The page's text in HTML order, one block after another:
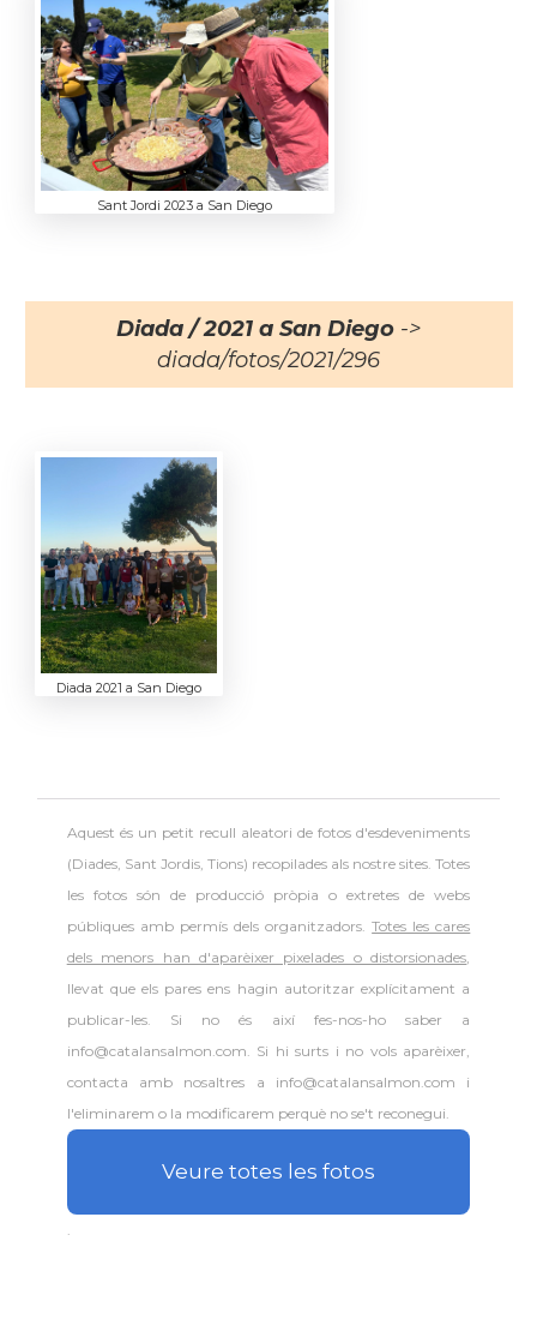
Sant Jordi 2023 a San Diego
Diada / 2021 a San Diego ->
diada/fotos/2021/296
Diada 2021 a San Diego
Aquest és un petit recull aleatori defotos d'esdeveniments
(Diades, Sant Jordis, Tions) recopilades als nostre sites. Totes
les fotos són de producció pròpia o extretes de webs
públiques amb permís dels organitzadors.Totes les cares
dels menors han d'aparèixer pixelades o distorsionades,
llevat que els pares ens hagin autoritzar explícitament a
publicar-les. Si no és així fes-nos-ho saber a
info@catalansalmon.com. Si hi surts i no vols aparèixer,
contacta amb nosaltres a info@catalansalmon.com i
l'eliminarem o la modificarem perquè no se't reconegui.
Veure totes les fotos